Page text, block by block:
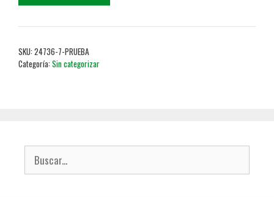
SKU:24736-7-PRUEBA
Categoría:Sin categorizar